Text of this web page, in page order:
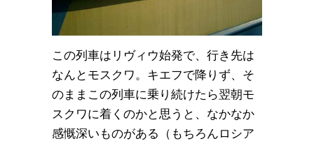
この列車はリヴィウ始発で、行き先は
なんとモスクワ。キエフで降りず、そ
のままこの列車に乗り続けたら翌朝モ
スクワに着くのかと思うと、なかなか
感慨深いものがある（もちろんロシア